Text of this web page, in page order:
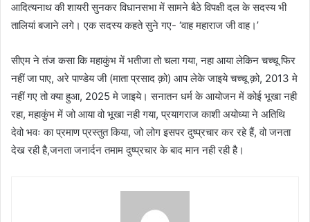
आदित्यनाथ की शायरी सुनकर विधानसभा में सामने बैठे विपक्षी दल के सदस्य भी
तालियां बजाने लगे। एक सदस्य कहते सुने गए- ‘वाह महाराज जी वाह।’
सीएम ने तंज कसा कि महाकुंभ में भतीजा तो चला गया, नहा आया लेकिन चच्चू फिर
नहीं जा पाए, अरे पाण्डेय जी (माता प्रसाद क़ो) आप लेके जाइये चच्चू क़ो, 2013 मे
नहीं गए तो क्या हुआ, 2025 मे जाइये। सनातन धर्म के आयोजन में कोई भूखा नही
रहा, महाकुंभ में जो आया वो भूखा नही गया, प्रयागराज काशी अयोध्या ने अतिथि
देवो भवः का प्रमाण प्रस्तुत किया, जो लोग इसपर दुष्प्रचार कर रहे हैं, वो जनता
देख रही है,जनता जनार्दन तमाम दुष्प्रचार के बाद मान नही रही है।